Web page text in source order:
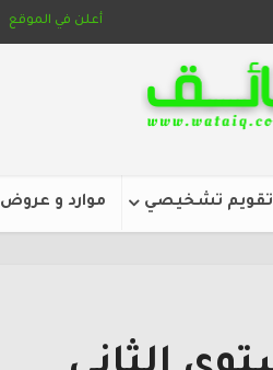
أعلن في الموقع
تقويم تشخيصي موارد و عروض